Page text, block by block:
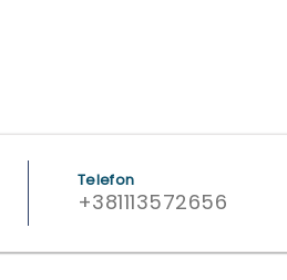
+381113572656
Telefon